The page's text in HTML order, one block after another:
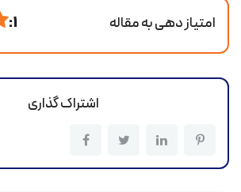
امتیاز دهی به مقاله 1 :
اشتراک گذاری